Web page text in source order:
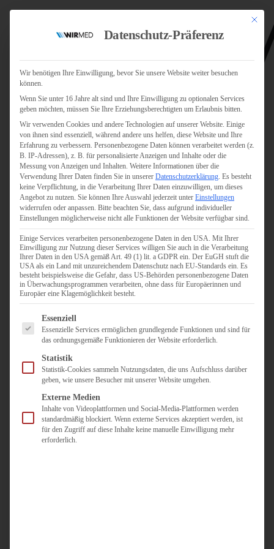
Jobs
Für Unternehmen
Personaldienstleister
Pflege
Pflegepersonal
Pflegepersonal
Bonn
Pflegepersonal
Duisburg
Pflegepersonal
Pflegepersonal
Personaldienstleister
Pädagogik
Über uns
Kontakt
Mit
Datenschutz-Präferenz
Wir benötigen Ihre Einwilligung, bevor Sie unsere Website weiter besuchen
können.
Wenn Sie unter 16 Jahre alt sind und Ihre Einwilligung zu optionalen Services
geben möchten, müssen Sie Ihre Erziehungsberechtigten um Erlaubnis bitten.
Wir verwenden Cookies und andere Technologien auf unserer Website. Einige
von ihnen sind essenziell, während andere uns helfen, diese Website und Ihre
Erfahrung zu verbessern. Personenbezogene Daten können verarbeitet werden (z.
B. IP-Adressen), z. B. für personalisierte Anzeigen und Inhalte oder die
Messung von Anzeigen und Inhalten. Weitere Informationen über die
Verwendung Ihrer Daten finden Sie in unserer Datenschutzerklärung. Es besteht
keine Verpflichtung, in die Verarbeitung Ihrer Daten einzuwilligen, um dieses
Angebot zu nutzen. Sie können Ihre Auswahl jederzeit unter Einstellungen
widerrufen oder anpassen. Bitte beachten Sie, dass aufgrund individueller
Einstellungen möglicherweise nicht alle Funktionen der Website verfügbar sind.
Einige Services verarbeiten personenbezogene Daten in den USA. Mit Ihrer
Einwilligung zur Nutzung dieser Services willigen Sie auch in die Verarbeitung
Ihrer Daten in den USA gemäß Art. 49 (1) lit. a GDPR ein. Der EuGH stuft die
USA als ein Land mit unzureichendem Datenschutz nach EU-Standards ein. Es
besteht beispielsweise die Gefahr, dass US-Behörden personenbezogene Daten
in Überwachungsprogrammen verarbeiten, ohne dass für Europäerinnen und
Europäer eine Klagemöglichkeit besteht.
Es folgt eine Liste der Service-Gruppen, für die eine
Essenziell
Essenzielle Services ermöglichen grundlegende Funktionen und sind für
das ordnungsgemäße Funktionieren der Website erforderlich.
Statistik
Statistik-Cookies sammeln Nutzungsdaten, die uns Aufschluss darüber
geben, wie unsere Besucher mit unserer Website umgehen.
Externe Medien
Inhalte von Videoplattformen und Social-Media-Plattformen werden
standardmäßig blockiert. Wenn externe Services akzeptiert werden, ist
für den Zugriff auf diese Inhalte keine manuelle Einwilligung mehr
erforderlich.